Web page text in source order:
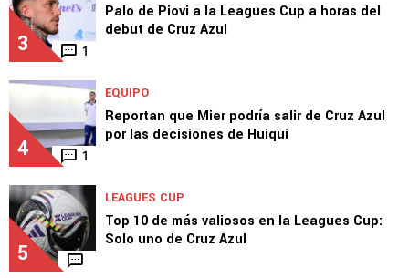
3 1
Palo de Piovi a la Leagues Cup a horas del
debut de Cruz Azul
4 1
EQUIPO
Reportan que Mier podría salir de Cruz Azul
por las decisiones de Huiqui
5
LEAGUES CUP
Top 10 de más valiosos en la Leagues Cup:
Solo uno de Cruz Azul